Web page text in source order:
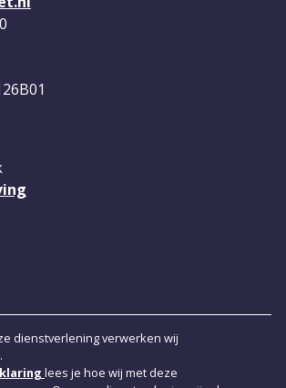
dienstverlening verwerken wij
lees je hoe wij met deze